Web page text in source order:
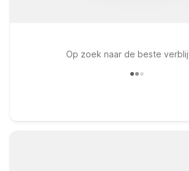
Op zoek naar de beste